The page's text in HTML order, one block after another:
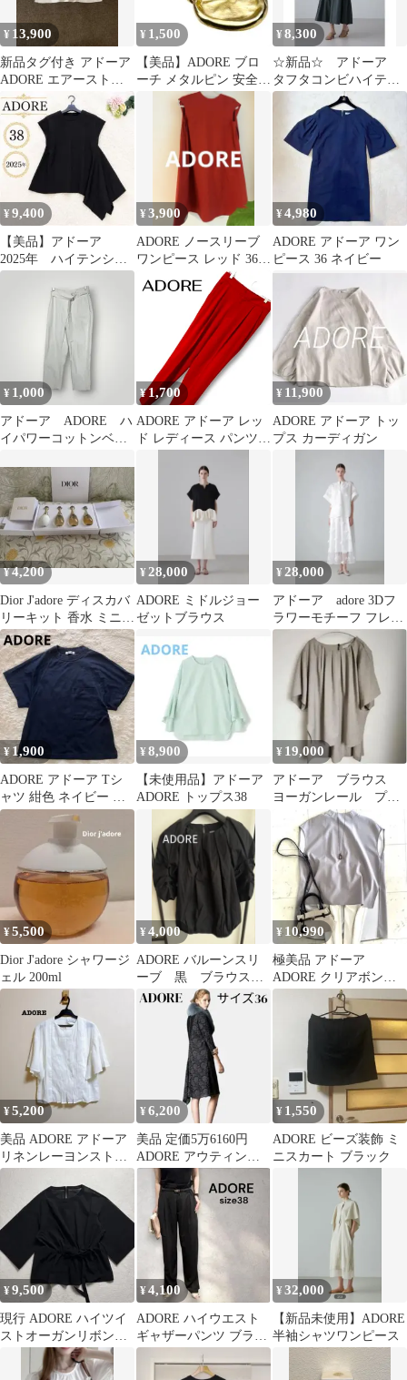
¥ 13,900
新品タグ付き アドーア
ADORE エアーストレ
ッチニット プリーツフ
レア袖
¥ 1,500
【美品】ADORE ブロ
ーチ メタルピン 安全ピ
ン ゴールド 刻印あり
¥8,300
☆新品☆ アドーア
タフタコンビハイテン
ションジャージースカ
¥9,400
【美品】アドーア
2025年 ハイテンショ
ンポンチカットソー
変形デザイン 38
¥3,900
ADORE ノースリーブ
ワンピース レッド 36
超美品 エレガント
¥4,980
ADORE アドーア ワン
ピース 36 ネイビー
¥ 1,000
アドーア ADORE ハ
イパワーコットンベル
ッチ テーパードパン
ツ ホワイト 白
¥1,700
ADORE アドーア レッ
ド レディース パンツ
パードパンツ スラック
ス 発表会 パーティ オ
フィスカジュアル【サ
イズ36】Sサイズ相当
¥ 11,900
ADORE アドーア トッ
プス カーディガン
¥4,200
Dior J'adore ディスカバ
リーキット 香水 ミニボ
トル
¥ 28,000
ADORE ミドルジョー
ゼットブラウス
¥ 28,000
アドーア adore 3Dフ
ラワーモチーフ フレア
ロングスカート ホワ
イト
¥ 1,900
ADORE アドーア Tシ
ャツ 紺色 ネイビー ポ
ケット
¥ 8,900
【未使用品】アドーア
ADORE トップス38
¥ 19,000
アドーア ブラウス
ヨーガンレール プラ
ンテーション アップ
ルハウス バスコ
¥5,500
Dior J'adore シャワージ
ェル 200ml
¥4,000
ADORE バルーンスリ
ーブ 黒 ブラウス
ボリュームスリーブ
¥ 10,990
極美品 アドーア
ADORE クリアボンデ
ィングブラウス グレー
¥5,200
美品 ADORE アドーア
リネンレーヨンストレ
ッチブラウス 38
¥6,200
美品 定価5万6160円
ADORE アウティング
レース ワンピース ドレ
¥ 1,550
ADORE ビーズ装飾 ミ
ニスカート ブラック
¥9,500
現行 ADORE ハイツイ
ストオーガンリボンブ
¥4,100
ADORE ハイウエスト
ギャザーパンツ ブラッ
ク size38
¥32,000
【新品未使用】ADORE
半袖シャツワンピース